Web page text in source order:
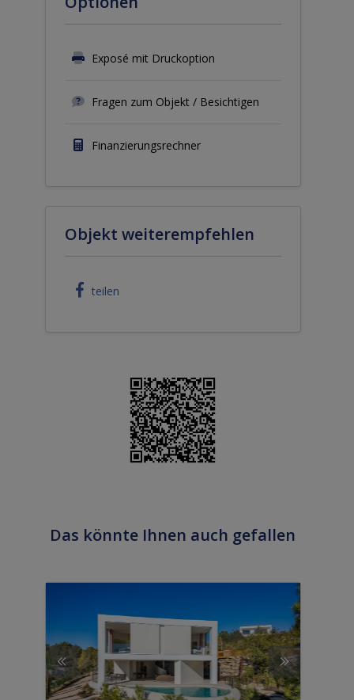
Exposé mit Druckoption
Fragen zum Objekt / Besichtigen
Finanzierungsrechner
Objekt weiterempfehlen
teilen
Das könnte Ihnen auch gefallen